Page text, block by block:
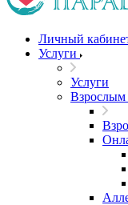
Личный
Услуги
Услуги
Взрослым